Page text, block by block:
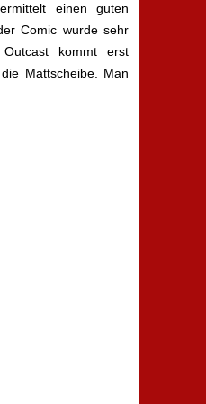
einen guten
Comic wurde sehr
kommt erst
Mattscheibe. Man